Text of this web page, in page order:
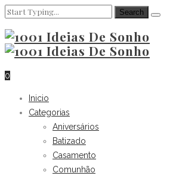
0
Inicio
Categorias
Aniversários
Batizado
Casamento
Comunhão